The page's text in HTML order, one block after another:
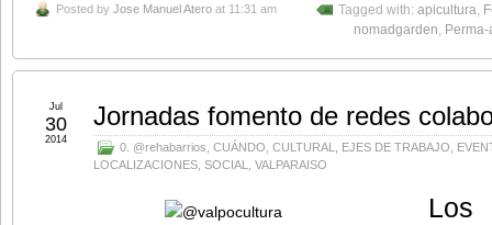
Posted by Jose Manuel Atero at 11:31 am Tagged with: apicultura
nomadgarden
Jornadas fomento de redes
0. @rehabarrios CUÁNDO CULTURAL EJES DE TRABAJO
LOCALIZACIONES SOCIAL VALPARAISO
Jul
30
2014